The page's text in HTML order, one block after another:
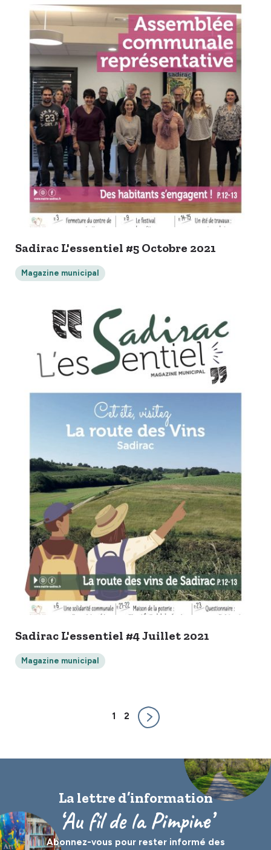
Sadirac L'essentiel #5 Octobre 2021
Magazine municipal
Sadirac L'essentiel #4 Juillet 2021
Magazine municipal
1 2
La lettre d’information
‘Au fil de la Pimpine’
Abonnez-vous pour rester informé des